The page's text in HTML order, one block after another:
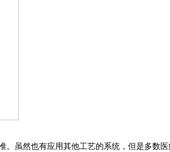
虽然也有应用其他工艺的系统，但是多数